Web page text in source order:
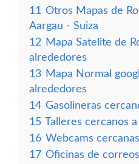
11 Otros Mapas de
Aargau - Suiza
12 Mapa Satelite de
alrededores
13 Mapa Normal
alrededores
14 Gasolineras
15 Talleres cercanos
16 Webcams
17 Oficinas de